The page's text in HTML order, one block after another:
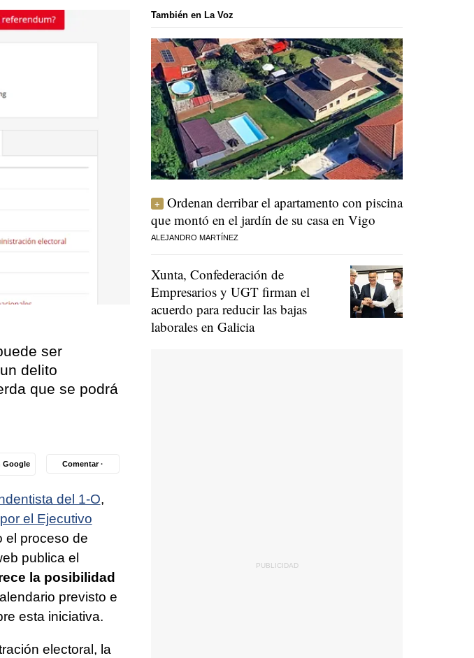
ser
delito
que se podrá
Google Comentar ·
del 1-O,
el Ejecutivo
el proceso de
publica el
la posibilidad
previsto e
esta iniciativa.
electoral, la
También en La Voz
Ordenan derribar el apartamento con piscina
que montó en el jardín de su casa en Vigo
ALEJANDRO MARTÍNEZ
Xunta, Confederación de
Empresarios y UGT firman el
acuerdo para reducir las bajas
laborales en Galicia